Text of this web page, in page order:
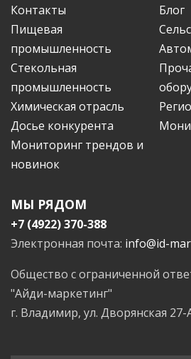
Контакты
Блог
Пищевая
промышленность
Стекольная
промышленность
Химическая отрасль
Досье конкурента
Мониторинг трендов и
новинок
МЫ РЯДОМ
+7 (4922) 370-388
Электронная почта: info@id-
Общество с ограниченной
"Айди-маркетинг"
г. Владимир, ул. Дворянская 27-